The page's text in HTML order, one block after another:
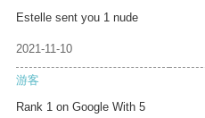
Estelle sent you 1 nude
2021-11-10
游客
Rank 1 on Google With 5